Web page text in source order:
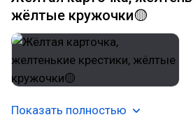
жёлтые кружочки🟡
Показать полностью